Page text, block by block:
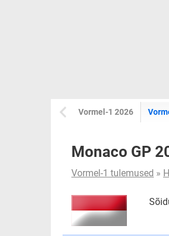
Vormel-1 2026
Monaco GP
Vormel-1 tulemused »